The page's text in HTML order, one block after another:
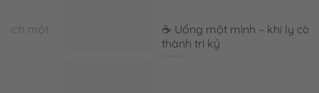
☕ Uống một mình – khi ly cà phê trở
thành tri kỷ